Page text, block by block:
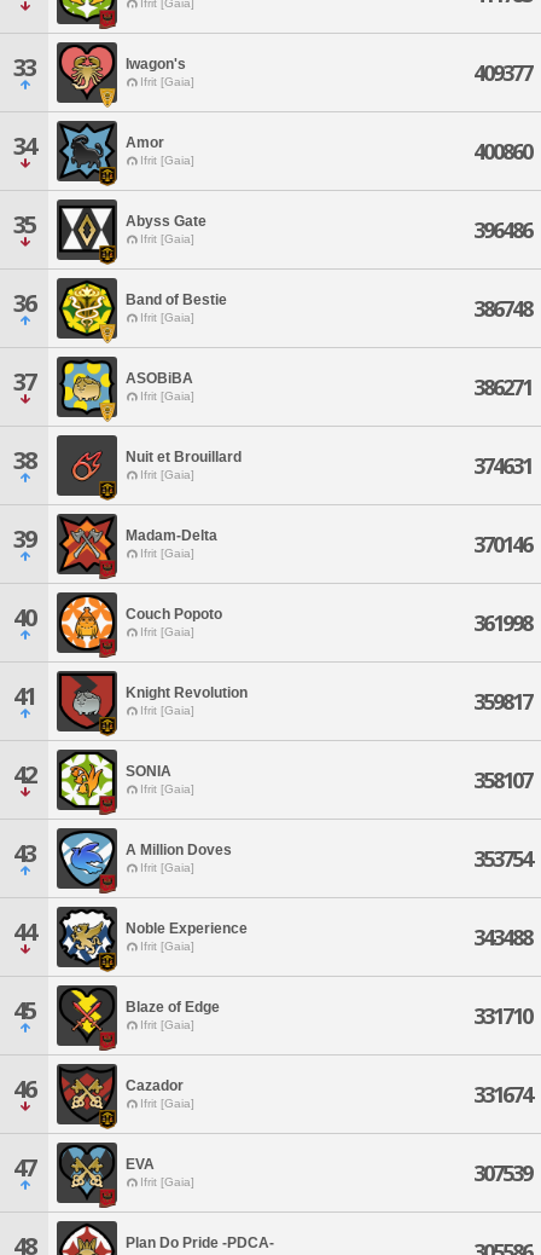
Ifrit [Gaia]
33 Iwagon's
Ifrit [Gaia] 409377
34 Amor
Ifrit [Gaia] 400860
35 Abyss Gate
Ifrit [Gaia] 396486
36 Band of Bestie
Ifrit [Gaia] 386748
37 ASOBiBA
Ifrit [Gaia] 386271
38 Nuit et Brouillard
Ifrit [Gaia] 374631
39 Madam-Delta
Ifrit [Gaia] 370146
40 Couch Popoto
Ifrit [Gaia] 361998
41 Knight Revolution
Ifrit [Gaia] 359817
42 SONIA
Ifrit [Gaia] 358107
43 A Million Doves
Ifrit [Gaia] 353754
44 Noble Experience
Ifrit [Gaia] 343488
45 Blaze of Edge
Ifrit [Gaia] 331710
46 Cazador
Ifrit [Gaia] 331674
47 EVA
Ifrit [Gaia] 307539
48 Plan Do Pride -PDCA-